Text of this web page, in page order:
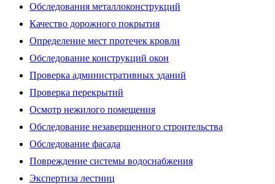
Обследования металлоконструкций
Качество дорожного покрытия
Определение мест протечек кровли
Обследование конструкций окон
Проверка административных зданий
Проверка перекрытий
Осмотр нежилого помещения
Обследование незавершенного строительства
Обследование фасада
Повреждение системы водоснабжения
Экспертиза лестниц